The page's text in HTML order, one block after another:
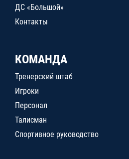
ДС «Большой»
Контакты
КОМАНДА
Тренерский штаб
Игроки
Персонал
Талисман
Спортивное руководство